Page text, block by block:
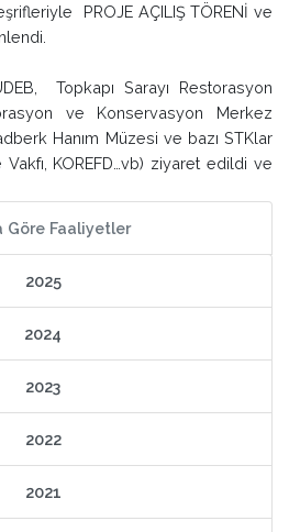
PROJE AÇILIŞ TÖRENİ ve
Topkapı Sarayı Restorasyon
ve Konservasyon Merkez
Hanım Müzesi ve bazı STKlar
KOREFD…vb) ziyaret edildi ve
Göre Faaliyetler
2025
2024
2023
2022
2021